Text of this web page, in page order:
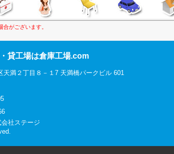
がございます。
貸工場は倉庫工場.com
天満２丁目８－１7 天満橋パークビル 601
社ステージ